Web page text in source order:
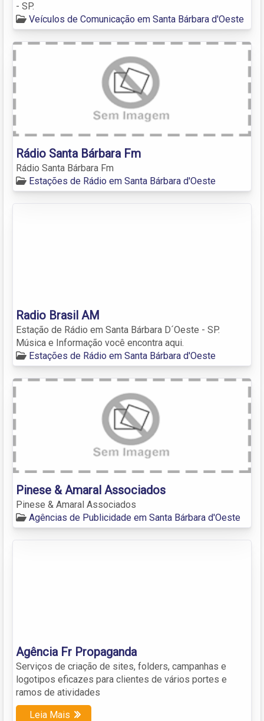
- SP.
Veículos de Comunicação em Santa Bárbara d'Oeste
Rádio Santa Bárbara Fm
Rádio Santa Bárbara Fm
Estações de Rádio em Santa Bárbara d'Oeste
Radio Brasil AM
Estação de Rádio em Santa Bárbara D´Oeste - SP.
Música e Informação você encontra aqui.
Estações de Rádio em Santa Bárbara d'Oeste
Pinese & Amaral Associados
Pinese & Amaral Associados
Agências de Publicidade em Santa Bárbara d'Oeste
Agência Fr Propaganda
Serviços de criação de sites, folders, campanhas e
logotipos eficazes para clientes de vários portes e
ramos de atividades
Leia Mais